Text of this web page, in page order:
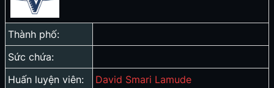
Thành phố:
Sức chứa:
Huấn luyện viên:
David Smari Lamude